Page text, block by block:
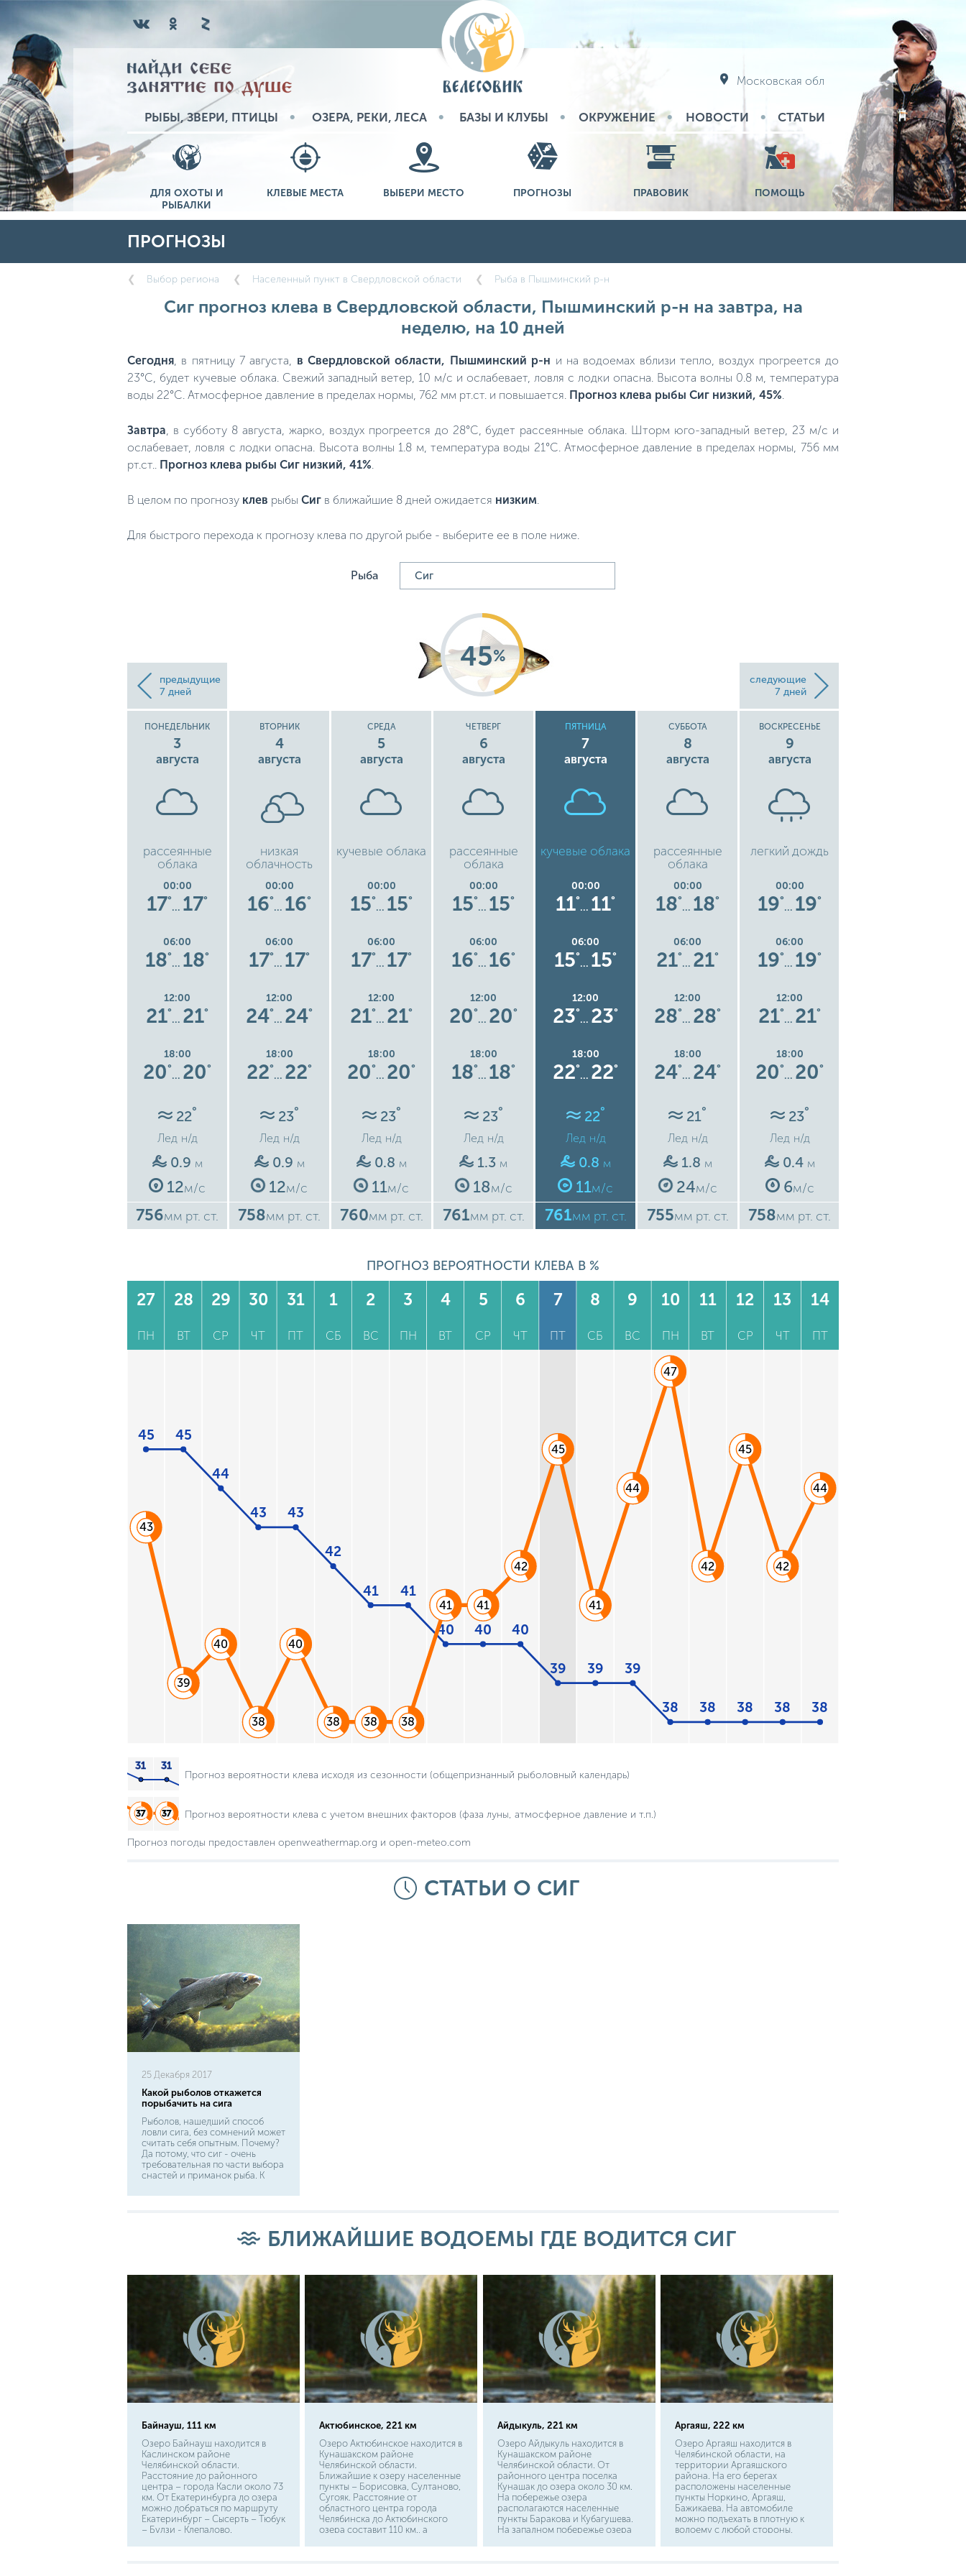
Московская обл
РЫБЫ, ЗВЕРИ, ПТИЦЫ ОЗЕРА, РЕКИ, ЛЕСА БАЗЫ И КЛУБЫ ОКРУЖЕНИЕ НОВОСТИ СТАТЬИ
ДЛЯ ОХОТЫ И
РЫБАЛКИ
КЛЕВЫЕ МЕСТА ВЫБЕРИ МЕСТО ПРОГНОЗЫ ПРАВОВИК ПОМОЩЬ
ПРОГНОЗЫ
Выбор региона Населенный пункт в Свердловской области Рыба в Пышминский р-н
Сиг прогноз клева в Свердловской области, Пышминский р-н на завтра, на
неделю, на 10 дней
Сегодня , в пятницу 7 августа, в Свердловской области, Пышминский р-н и на водоемах вблизи тепло, воздух прогреется до
23°C, будет кучевые облака. Свежий западный ветер, 10 м/с и ослабевает, ловля с лодки опасна. Высота волны 0.8 м, температура
воды 22°C. Атмосферное давление в пределах нормы, 762 мм рт.ст. и повышается. Прогноз клева рыбы Сиг низкий, 45%
Завтра , в субботу 8 августа, жарко, воздух прогреется до 28°C, будет рассеянные облака. Шторм юго-западный ветер, 23 м/с и
ослабевает, ловля с лодки опасна. Высота волны 1.8 м, температура воды 21°C. Атмосферное давление в пределах нормы, 756 мм
рт.ст.. Прогноз клева рыбы Сиг низкий, 41%
В целом по прогнозу клев рыбы Сиг в ближайшие 8 дней ожидается низким
Для быстрого перехода к прогнозу клева по другой рыбе - выберите ее в поле ниже.
Рыба
предыдущие
7 дней
45%
следующие
7 дней
ПОНЕДЕЛЬНИК
3
августа
рассеянные
облака
00:00
17°
… 17°
06:00
18°
… 18°
12:00
21°
… 21°
18:00
20°
… 20°
22°
Лед н/д
0.9 м
12м/с
756мм рт. ст.
ВТОРНИК
4
августа
низкая
облачность
00:00
16°
… 16°
06:00
17°
… 17°
12:00
24°
… 24°
18:00
22°
… 22°
23°
Лед н/д
0.9 м
12м/с
758мм рт. ст.
СРЕДА
5
августа
кучевые облака
00:00
15°
… 15°
06:00
17°
… 17°
12:00
21°
… 21°
18:00
20°
… 20°
23°
Лед н/д
0.8 м
11м/с
760мм рт. ст.
ЧЕТВЕРГ
6
августа
рассеянные
облака
00:00
15°
… 15°
06:00
16°
… 16°
12:00
20°
… 20°
18:00
18°
… 18°
23°
Лед н/д
1.3 м
18м/с
761мм рт. ст.
ПЯТНИЦА
7
августа
кучевые облака
00:00
11°
… 11°
06:00
15°
… 15°
12:00
23°
… 23°
18:00
22°
… 22°
22°
Лед н/д
0.8 м
11м/с
761мм рт. ст.
СУББОТА
8
августа
рассеянные
облака
00:00
18°
… 18°
06:00
21°
… 21°
12:00
28°
… 28°
18:00
24°
… 24°
21°
Лед н/д
1.8 м
24м/с
755мм рт. ст.
ВОСКРЕСЕНЬЕ
9
августа
легкий дождь
00:00
19°
… 19°
06:00
19°
… 19°
12:00
21°
… 21°
18:00
20°
… 20°
23°
Лед н/д
0.4 м
6м/с
758мм рт. ст.
ПРОГНОЗ ВЕРОЯТНОСТИ КЛЕВА В %
27
ПН
28
ВТ
29
СР
30
ЧТ
31
ПТ
1
СБ
2
ВС
3
ПН
4
ВТ
5
СР
6
ЧТ
7
ПТ
8
СБ
9
ВС
10
ПН
11
ВТ
12
СР
13
ЧТ
14
ПТ
45 45
44
43 43
42
41 41
40 40 40
39 39 39
38 38 38 38 38
43
39
40
38
40
38 38 38
41 41
42
45
41
44
47
42
45
42
44
Прогноз вероятности клева исходя из сезонности (общепризнанный рыболовный календарь)
Прогноз вероятности клева с учетом внешних факторов (фаза луны, атмосферное давление и т.п.)
Прогноз погоды предоставлен openweathermap.org и open-meteo.com
СТАТЬИ О СИГ
25 Декабря 2017
Какой рыболов откажется
порыбачить на сига
Рыболов, нашедший способ
ловли сига, без сомнений может
считать себя опытным. Почему?
Да потому, что сиг - очень
требовательная по части выбора
снастей и приманок рыба. К
активности крайне сложно. Эта
собственный местный подвид со
свойственными только ему
уверенно сказать о его
ценности, как для
промыслового, так и
любительского лова.
БЛИЖАЙШИЕ ВОДОЕМЫ ГДЕ ВОДИТСЯ СИГ
Байнауш, 111 км
Озеро Байнауш находится в
Каслинском районе
Челябинской области.
Расстояние до районного
центра – города Касли около 73
км. От Екатеринбурга до озера
можно добраться по маршруту
Екатеринбург – Сысерть – Тюбук
– Булзи - Клепалово.
Актюбинское, 221 км
Озеро Актюбинское находится в
Кунашакском районе
Челябинской области.
Ближайшие к озеру населенные
пункты – Борисовка, Султаново,
Сугояк. Расстояние от
областного центра города
Челябинска до Актюбинского
озера составит 110 км., а
Айдыкуль, 221 км
Озеро Айдыкуль находится в
Кунашакском районе
Челябинской области. От
районного центра поселка
Кунашак до озера около 30 км.
На побережье озера
располагаются населенные
пункты Баракова и Кубагушева.
На западном побережье озера
Аргаяш, 222 км
Озеро Аргаяш находится в
Челябинской области, на
территории Аргаяшского
района. На его берегах
расположены населенные
пункты Норкино, Аргаяш,
Бажикаева. На автомобиле
можно подъехать в плотную к
водоему с любой стороны,